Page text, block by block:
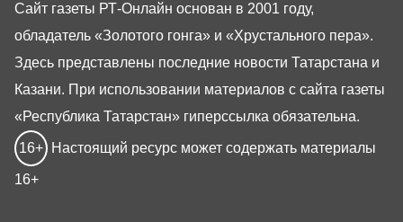
Сайт газеты РТ-Онлайн основан в 2001 году,
обладатель «Золотого гонга» и «Хрустального пера».
Здесь представлены последние новости Татарстана и
Казани. При использовании материалов с сайта газеты
«Республика Татарстан» гиперссылка обязательна.
16+ Настоящий ресурс может содержать материалы
16+